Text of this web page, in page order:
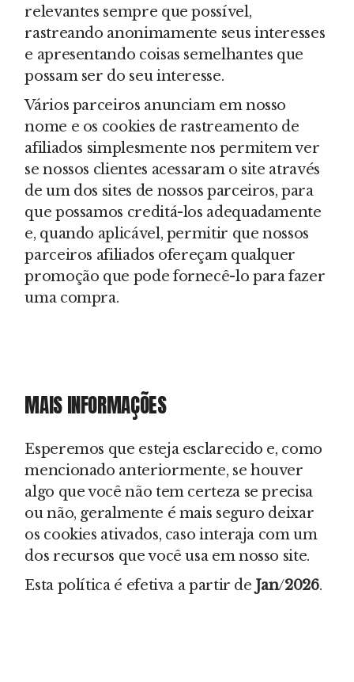
relevantes sempre que possível,
rastreando anonimamente seus interesses
e apresentando coisas semelhantes que
possam ser do seu interesse.
Vários parceiros anunciam em nosso
nome e os cookies de rastreamento de
afiliados simplesmente nos permitem ver
se nossos clientes acessaram o site através
de um dos sites de nossos parceiros, para
que possamos creditá-los adequadamente
e, quando aplicável, permitir que nossos
parceiros afiliados ofereçam qualquer
promoção que pode fornecê-lo para fazer
uma compra.
MAIS INFORMAÇÕES
Esperemos que esteja esclarecido e, como
mencionado anteriormente, se houver
algo que você não tem certeza se precisa
ou não, geralmente é mais seguro deixar
os cookies ativados, caso interaja com um
dos recursos que você usa em nosso site.
Esta política é efetiva a partir de Jan/2026.